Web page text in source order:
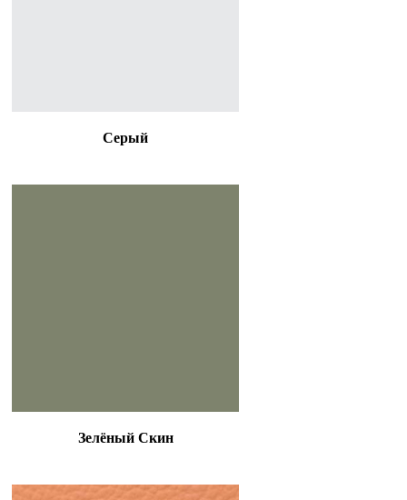
Серый
Зелёный Скин